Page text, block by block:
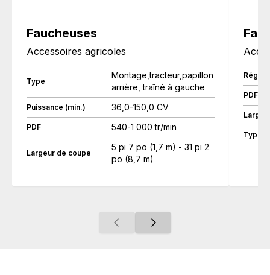
Faucheuses
Accessoires agricoles
Type
Montage,tracteur,papillon
arrière, traîné à gauche
Puissance (min.) 36,0-150,0 CV
PDF 540-1 000 tr/min
Largeur de coupe
5 pi 7 po (1,7 m) - 31 pi 2
po (8,7 m)
PDF
Type